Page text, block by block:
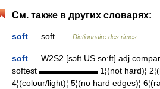
См. также в других словарях:
soft — soft … Dictionnaire des rimes
soft — W2S2 [sɔft US so:ft] adj
softest ▬▬▬▬▬▬▬ 1¦(not hard)¦
4¦(colour/light)¦ 5¦(no hard edges)¦